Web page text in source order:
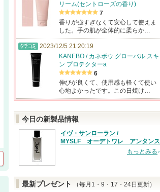
リーム(セントローズの香り)
7
香りが強すぎなくて安心して使えま
した。手の肌が全体的に柔らか…
2023/12/5 21:20:19
KANEBO / カネボウ グローバル スキ
ン プロテクターa
6
伸びが良くて、使用感も軽くて使い
心地よかったです。この日焼け…
今日の新製品情報
イヴ・サンローラン /
MYSLF オーデトワレ アンタンス
もっとみる
最新プレゼント
（毎月1・9・17・24日更新）